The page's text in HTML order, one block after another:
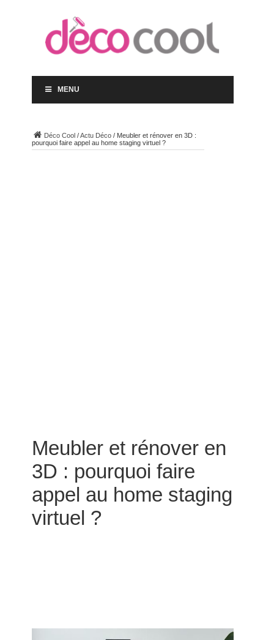
MENU
Déco Cool/Actu Déco/ Meubler et rénover en 3D :
pourquoi faire appel au home staging virtuel ?
Meubler et rénover en
3D : pourquoi faire
appel au home staging
virtuel ?